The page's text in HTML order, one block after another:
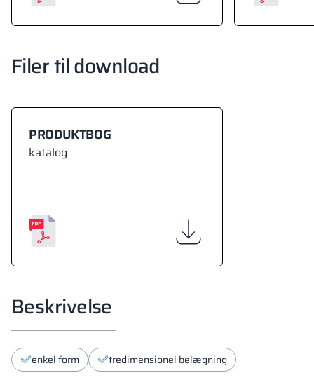
Filer til download
PRODUKTBOG
katalog
Beskrivelse
enkel form tredimensionel belægning